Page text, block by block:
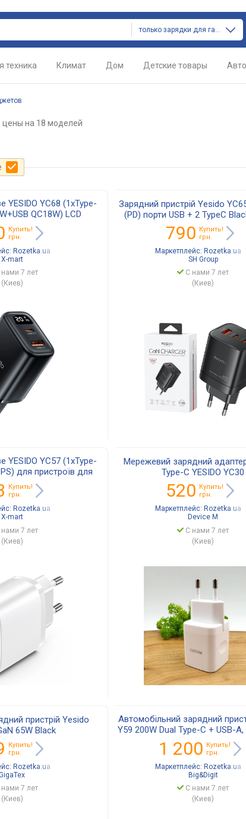
только зарядки для гаджетов
техника Климат Дом Детские товары Авто
цены на 18 моделей
YESIDO YC68 (1хType-
QC18W) LCD
для телефону/
Чорний
Купить!
грн.
Rozetka.ua
X-mart
нами 7 лет
(Киев)
Зарядний пристрій Yesido
(PD) порти USB + 2 TypeC
790 Купить!
грн.
Маркетплейс: Rozetka.ua
SH Group
С нами 7 лет
(Киев)
YESIDO YC57 (1хType-
для пристроїв для
телефону/смартфону
Білий
Купить!
грн.
Rozetka.ua
X-mart
нами 7 лет
(Киев)
Мережевий зарядний
Type-C YESIDO YC30
520
Купить!
грн.
Маркетплейс: Rozetka.ua
Device M
С нами 7 лет
(Киев)
пристрій Yesido
65W Black
Купить!
грн.
Rozetka.ua
нами 7 лет
(Киев)
Автомобільний зарядний
Y59 200W Dual Type-C + USB-A,
QC 18W, швидка
1 200 Купить!
грн.
Маркетплейс:Rozetka.ua
Big&Digit
С нами 7 лет
(Киев)